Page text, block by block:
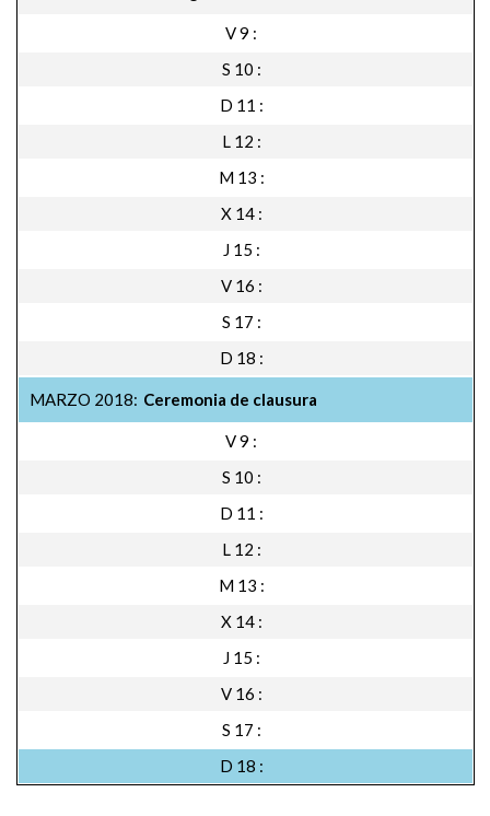
V 9
S 10
D 11
L 12
M 13
X 14
J 15
V 16
S 17
D 18
MARZO 2018 Ceremonia de clausura
V 9
S 10
D 11
L 12
M 13
X 14
J 15
V 16
S 17
D 18